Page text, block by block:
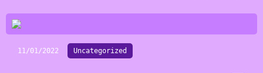
11/01/2022 Uncategorized